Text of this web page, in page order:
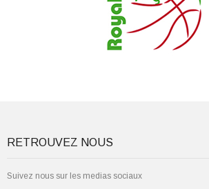
RETROUVEZ NOUS
Suivez nous sur les medias sociaux